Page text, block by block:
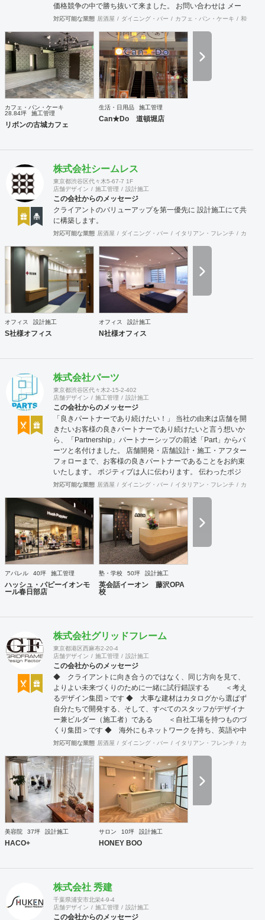
価格競争の中で勝ち抜いて来ました。 お問い合わせは メー
ル（tenperhide31@icloud.com）からも承ります。 その他：
対応可能な業態 居酒屋 ダイニング・バー カフェ・パン・ケーキ 和食・
カフェ・パン・ケーキ
28.84坪
施工管理
リボンの古城カフェ
生活・日用品 施工管理
Can★Do 道頓堀店
株式会社シームレス
東京都渋谷区代々木5-67-7 1F
店舗デザイン
施工管理 設計施工
この会社からのメッセージ
クライアントのバリューアップを第一優先に 設計施工にて共
に構築します。
対応可能な業態 居酒屋 ダイニング・バー イタリアン・フレンチ カフェ
オフィス 設計施工
S社様オフィス
オフィス 設計施工
N社様オフィス
株式会社パーツ
東京都渋谷区代々木2-15-2-402
店舗デザイン
施工管理 設計施工
この会社からのメッセージ
「良きパートナーであり続けたい！」 当社の由来は店舗を開
きたいお客様の良きパートナーであり続けたいと言う想いか
ら、「Partnership」パートナーシップの前述「Part」からパ
ーツと名付けました。 店舗開発・店舗設計・施工・アフター
フォローまで、お客様の良きパートナーであることをお約束
いたします。 ポジティブは人に伝わります。 伝わったポジ
ティブが幸せを呼び込み、呼び込んだ幸せが、さらに大きな
社ならではの実績をご確認下さい。 <a
href="https://www.partsinc.co.jp/">https://www.partsinc.co.jp/</a>
対応可能な業態 居酒屋 ダイニング・バー イタリアン・フレンチ カフェ
アパレル 40坪 施工管理
ハッシュ・パピーイオンモ
ール春日部店
塾・学校 50坪 設計施工
英会話イーオン 藤沢OPA
校
株式会社グリッドフレーム
東京都港区西麻布2-20-4
店舗デザイン
施工管理 設計施工
この会社からのメッセージ
◆ クライアントに向き合うのではなく、同じ方向を見て、
よりよい未来づくりのために一緒に試行錯誤する ＜考え
るデザイン集団＞です ◆ 大事な建材はカタログから選ばず
自分たちで開発する、そして、すべてのスタッフがデザイナ
ー兼ビルダー（施工者）である ＜自社工場を持つものづ
くり集団＞です ◆ 海外にもネットワークを持ち、英語や中
国語に堪能なスタッフたちが、海外から国内への出店をスム
工案件、設計＋造作物の案件、施工案件、造作物制作など、
多様な請負形態が可能です。工場では金属を中心にさまざま
な素材を用いた制作が可能で、例えば通常デザイン性とは無
縁な特定防火設備（鉄扉）などにも高いデザイン性を施すこ
とも可能です。 GRIDFRAME とりかえのきかない空間
https://gridframe.co.jp/ Synes(シネス) 霧のようなやわらか
な空間 http://synes.jp/ SOTOCHIKU 時間の蓄積を取り
込む空間 https://sotochiku.com/
対応可能な業態 居酒屋 ダイニング・バー イタリアン・フレンチ カフェ
美容院 37坪 設計施工
HACO+
サロン 10坪 設計施工
HONEY BOO
株式会社 秀建
千葉県浦安市北栄4-9-4
店舗デザイン
施工管理 設計施工
この会社からのメッセージ